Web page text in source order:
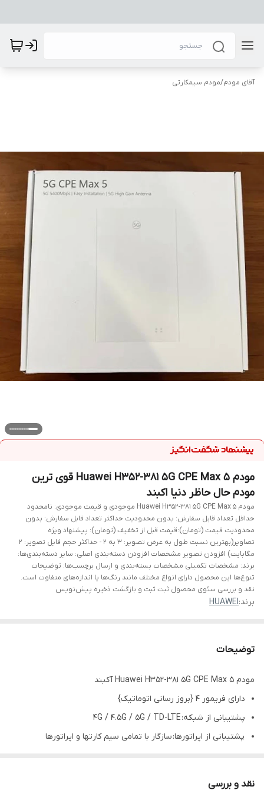
آقای مودم/مودم سیمکارتی
مودم Huawei H352-381 5G CPE Max 5 قوی ترین
مودم حال حاظر دنیا اکبند
مودم Huawei H352-381 5G CPE Max 5 موجودی و قیمت موجودی: نامحدود
حداقل تعداد قابل سفارش: بدون محدودیت حداکثر تعداد قابل سفارش: بدون
محدودیت قیمت (تومان):قیمت قبل از تخفیف (تومان): پیشنهاد ویژه
تصاویر(بهترین نسبت طول به عرض تصویر: ۳ به ۲ - حداکثر حجم فایل تصویر: ۲
مگابایت) افزودن تصویر مشخصات افزودن دسته‌بندی اصلی: سایر دسته‌بندی‌ها:
برند: مشخصات تکمیلی مشخصات بسته‌بندی و ارسال برچسب‌ها: توضیحات
تنوع‌ها این محصول دارای انواع مختلف مانند رنگ‌ها یا اندازه‌های متفاوت است.
نقد و بررسی سئوی محصول ثبت ثبت و بازگشت ذخیره پیش‌نویس
برند:HUAWEI
توضیحات
مودم Huawei H352-381 5G CPE Max 5 آکبند
دارای فریمور 4 {بروز رسانی اتوماتیک}
پشتیبانی از شبکه: 4G / 4.5G / 5G / TD-LTE
پشتیبانی از اپراتورها: سازگار با تمامی سیم کارتها و اپراتورها
نقد و بررسی